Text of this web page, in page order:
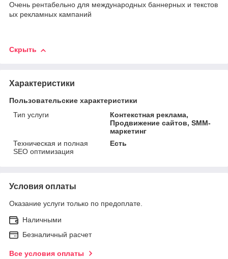
Очень рентабельно для международных баннерных и текстов
ых рекламных кампаний
Скрыть
Характеристики
Пользовательские характеристики
Тип услуги
Контекстная реклама,
Продвижение сайтов, SMM-
маркетинг
Техническая и полная
SEO оптимизация
Есть
Условия оплаты
Оказание услуги только по предоплате.
Наличными
Безналичный расчет
Все условия оплаты